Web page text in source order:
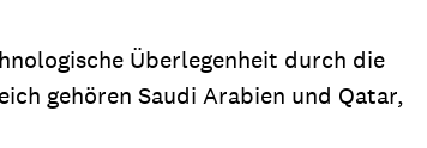
Überlegenheit durch die
gehören Saudi Arabien und Qatar,